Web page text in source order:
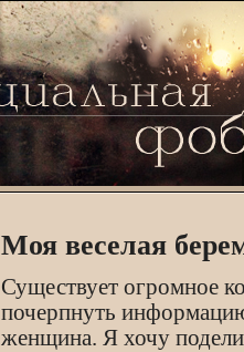
Моя веселая
Существует огромное
почерпнуть
женщина. Я хочу